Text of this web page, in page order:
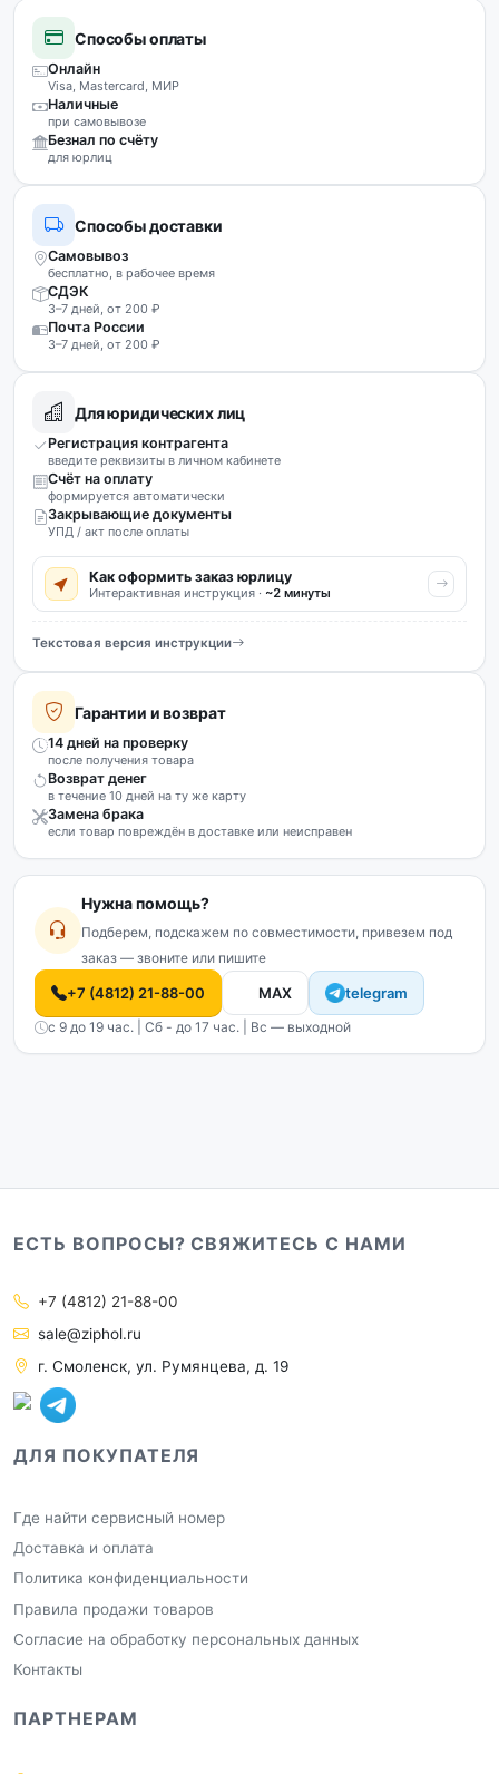
Способы оплаты
Онлайн
Visa, Mastercard, МИР
Наличные
при самовывозе
Безнал по счёту
для юрлиц
Способы доставки
Самовывоз
бесплатно, в рабочее время
СДЭК
3–7 дней, от 200 ₽
Почта России
3–7 дней, от 200 ₽
Для юридических лиц
Регистрация контрагента
введите реквизиты в личном кабинете
Счёт на оплату
формируется автоматически
Закрывающие документы
УПД / акт после оплаты
Как оформить заказ юрлицу
Интерактивная инструкция · ~2 минуты
Текстовая версия инструкции
Гарантии и возврат
14 дней на проверку
после получения товара
Возврат денег
в течение 10 дней на ту же карту
Замена брака
если товар повреждён в доставке или неисправен
Нужна помощь?
Подберем, подскажем по совместимости, привезем под
заказ — звоните или пишите
+7 (4812) 21-88-00 MAX telegram
с 9 до 19 час. | Сб - до 17 час. | Вс — выходной
ЕСТЬ ВОПРОСЫ? СВЯЖИТЕСЬ С НАМИ
+7 (4812) 21-88-00
sale@ziphol.ru
г. Смоленск, ул. Румянцева, д. 19
ДЛЯ ПОКУПАТЕЛЯ
Где найти сервисный номер
Доставка и оплата
Политика конфиденциальности
Правила продажи товаров
Согласие на обработку персональных данных
Контакты
ПАРТНЕРАМ